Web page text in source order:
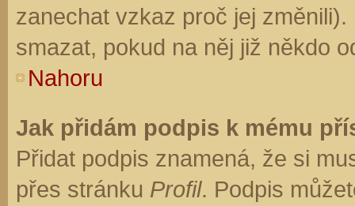
zanechat vzkaz proč jej
smazat, pokud na něj již někdo
Nahoru
Jak přidám podpis k mému
Přidat podpis znamená, že si
přes stránku Profil. Podpis